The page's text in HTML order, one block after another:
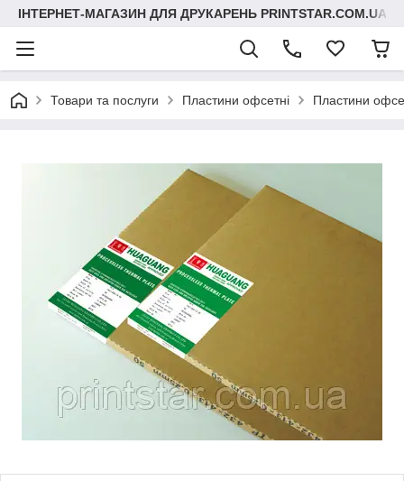
ІНТЕРНЕТ-МАГАЗИН ДЛЯ ДРУКАРЕНЬ PRINTSTAR.COM.UA
Товари та послуги Пластини офсетні Пластини